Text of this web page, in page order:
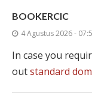
BOOKERCIC
4 Agustus 2026 -
In case you
outstandard